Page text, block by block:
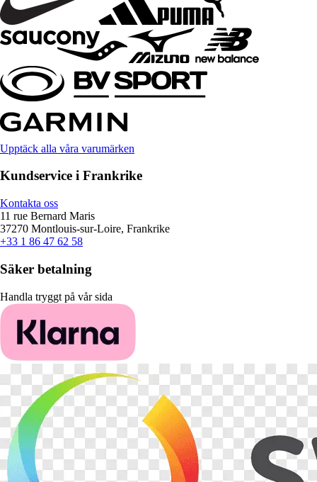
Upptäck alla våra varumärken
Kundservice i Frankrike
Kontakta oss
11 rue Bernard Maris
37270 Montlouis-sur-Loire, Frankrike
+33 1 86 47 62 58
Säker betalning
Handla tryggt på vår sida